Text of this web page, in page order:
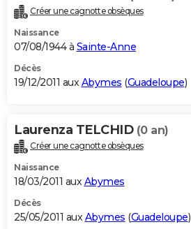
Créer une cagnotte obsèques
Naissance
07/08/1944 à Sainte-Anne
Décès
19/12/2011 auxAbymes (Guadeloupe)
Laurenza TELCHID (0 an)
Créer une cagnotte obsèques
Naissance
18/03/2011 auxAbymes
Décès
25/05/2011 auxAbymes (Guadeloupe)